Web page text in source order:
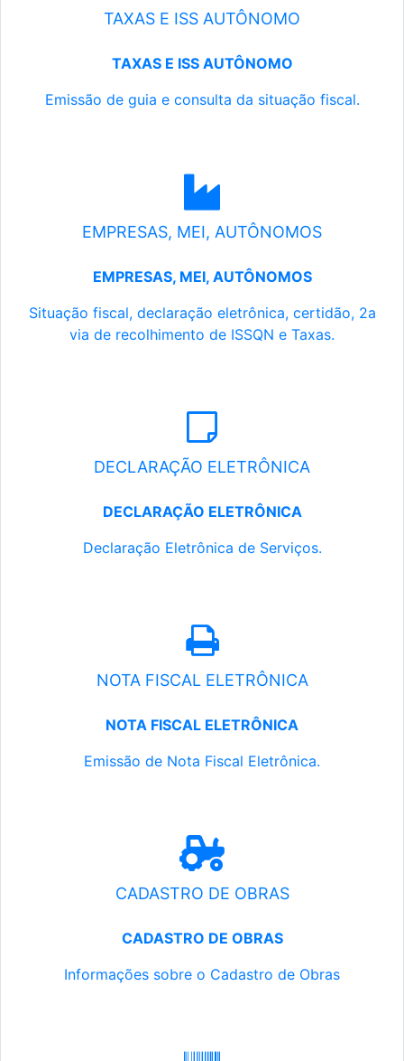
TAXAS E ISS AUTÔNOMO
TAXAS E ISS AUTÔNOMO
Emissão de guia e consulta da situação fiscal.
EMPRESAS, MEI, AUTÔNOMOS
EMPRESAS, MEI, AUTÔNOMOS
Situação fiscal, declaração eletrônica, certidão, 2a
via de recolhimento de ISSQN e Taxas.
DECLARAÇÃO ELETRÔNICA
DECLARAÇÃO ELETRÔNICA
Declaração Eletrônica de Serviços.
NOTA FISCAL ELETRÔNICA
NOTA FISCAL ELETRÔNICA
Emissão de Nota Fiscal Eletrônica.
CADASTRO DE OBRAS
CADASTRO DE OBRAS
Informações sobre o Cadastro de Obras